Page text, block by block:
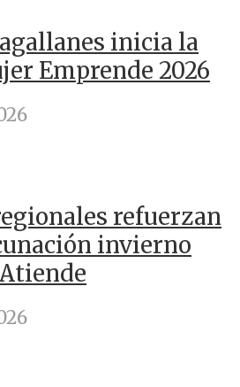
inicia la
Emprende 2026
refuerzan
invierno